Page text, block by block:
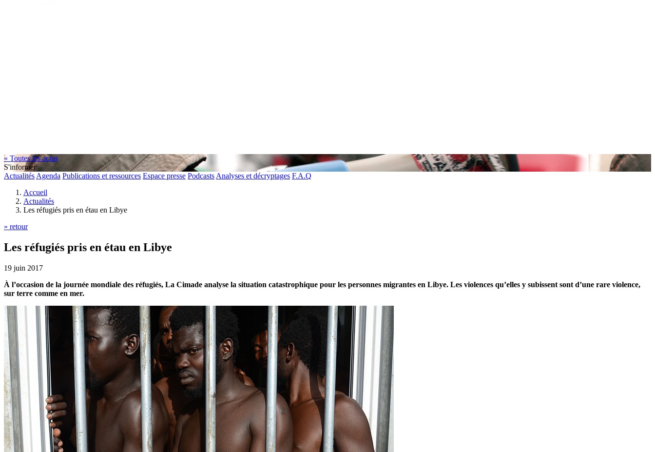
« Toutes les actus
S'informer
Actualités Agenda Publications et ressources Espace presse Podcasts Analyses et décryptages F.A.Q
Accueil
Actualités
Les réfugiés pris en étau en Libye
» retour
Les réfugiés pris en étau en Libye
19 juin 2017
À l’occasion de la journée mondiale des réfugiés, La Cimade analyse la situation catastrophique pour les personnes migrantes en Libye. Les violences qu’elles y subissent sont d’une rare violence,
sur terre comme en mer.